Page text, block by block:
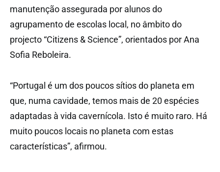
manutenção assegurada por alunos do
agrupamento de escolas local, no âmbito do
projecto “Citizens & Science”, orientados por Ana
Sofia Reboleira.
“Portugal é um dos poucos sítios do planeta em
que, numa cavidade, temos mais de 20 espécies
adaptadas à vida cavernícola. Isto é muito raro. Há
muito poucos locais no planeta com estas
características”, afirmou.